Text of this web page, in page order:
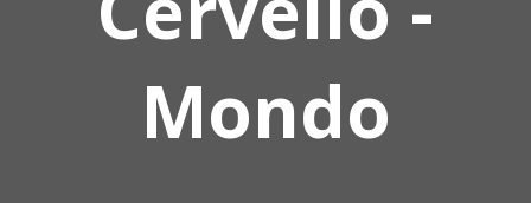
Mondo